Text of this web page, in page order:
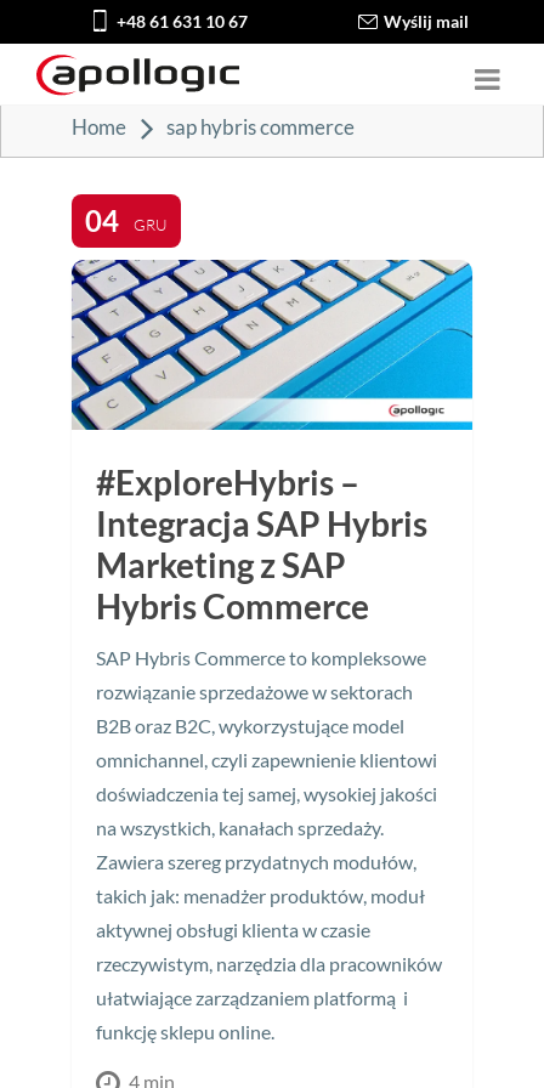
+48 61 631 10 67 Wyślij mail
Home sap hybris commerce
04 GRU
#ExploreHybris –
Integracja SAP Hybris
Marketing z SAP
Hybris Commerce
SAP Hybris Commerce to kompleksowe
rozwiązanie sprzedażowe w sektorach
B2B oraz B2C, wykorzystujące model
omnichannel, czyli zapewnienie klientowi
doświadczenia tej samej, wysokiej jakości
na wszystkich, kanałach sprzedaży.
Zawiera szereg przydatnych modułów,
takich jak: menadżer produktów, moduł
aktywnej obsługi klienta w czasie
rzeczywistym, narzędzia dla pracowników
ułatwiające zarządzaniem platformą i
funkcję sklepu online.
4 min